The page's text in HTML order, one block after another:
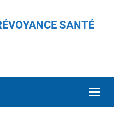
SANTÉ